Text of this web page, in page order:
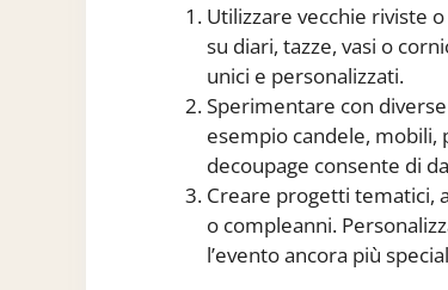
Utilizzare vecchie riviste
su diari, tazze, vasi o
unici e personalizzati.
Sperimentare con
esempio candele, mobili,
decoupage consente di
Creare progetti tematici,
o compleanni.
l’evento ancora più